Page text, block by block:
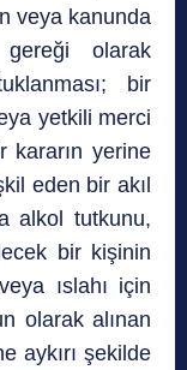
veya kanunda
olarak
bir
yetkili merci
kararın yerine
eden bir akıl
alkol tutkunu,
bir kişinin
ıslahı için
olarak alınan
aykırı şekilde